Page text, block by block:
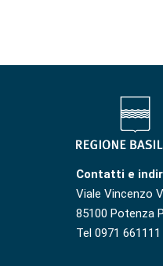
Contatti e
Viale Vincenzo
85100 Potenza
Tel 0971 661111